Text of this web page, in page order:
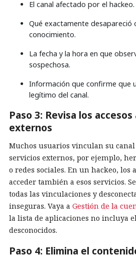
El canal afectado por el hackeo.
Qué exactamente desapareció
conocimiento.
La fecha y la hora en que
sospechosa.
Información que confirme que
legítimo del canal.
Paso 3: Revisa los
externos
Muchos usuarios vinculan su
servicios externos, por ejemplo,
o redes sociales. En un hackeo, los
acceder también a esos servicios.
todas las vinculaciones y
inseguras. Vaya a Gestión de la
la lista de aplicaciones no incluya
desconocidos.
Paso 4: Elimina el